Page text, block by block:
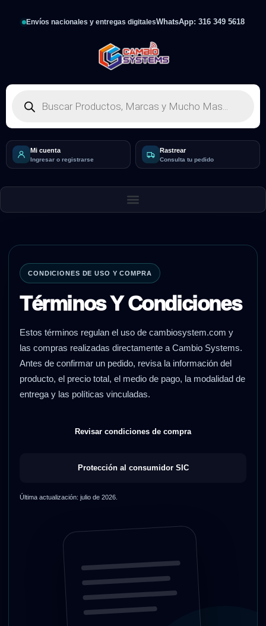
Envíos nacionales y entregas digitalesWhatsApp: 316 349 5618
Mi cuenta
Ingresar o registrarse
Rastrear
Consulta tu pedido
CONDICIONES DE USO Y COMPRA
Términos Y Condiciones
Estos términos regulan el uso de cambiosystem.com y
las compras realizadas directamente a Cambio Systems.
Antes de confirmar un pedido, revisa la información del
producto, el precio total, el medio de pago, la modalidad de
entrega y las políticas vinculadas.
Revisar condiciones de compra
Protección al consumidor SIC
Última actualización: julio de 2026.